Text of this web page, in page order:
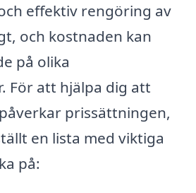
effektiv rengöring av
och kostnaden kan
på olika
För att hjälpa dig att
prissättningen,
en lista med viktiga
på: